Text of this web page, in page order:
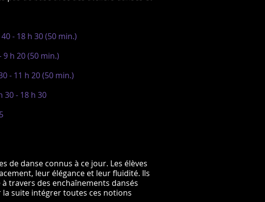
- 18 h 30 (50 min.)
9 h 20 (50 min.)
- 11 h 20 (50 min.)
30 - 18 h 30
de danse connus à ce jour. Les élèves
leur élégance et leur fluidité. Ils
travers des enchaînements dansés
suite intégrer toutes ces notions